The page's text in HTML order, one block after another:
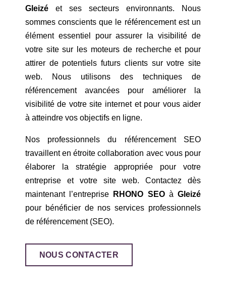
Gleizéet ses secteurs environnants. Nous
sommes conscients que le référencement est un
élément essentiel pour assurer la visibilité de
votre site sur les moteurs de recherche et pour
attirer de potentiels futurs clients sur votre site
web. Nous utilisons des techniques de
référencement avancées pour améliorer la
visibilité de votre site internet et pour vous aider
à atteindre vos objectifs en ligne.
Nos professionnels du référencement SEO
travaillent en étroite collaboration avec vous pour
élaborer la stratégie appropriée pour votre
entreprise et votre site web. Contactez dès
maintenant l’entreprise
RHONO SEOàGleizé
pour bénéficier de nos services professionnels
de référencement (SEO).
NOUS CONTACTER